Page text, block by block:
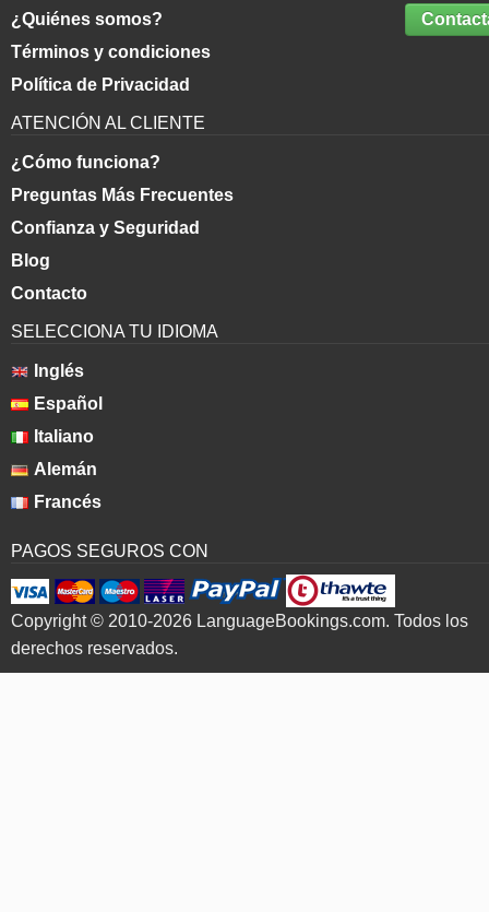
¿Quiénes somos?
Términos y condiciones
Política de Privacidad
ATENCIÓN AL CLIENTE
¿Cómo funciona?
Preguntas Más Frecuentes
Confianza y Seguridad
Blog
Contacto
SELECCIONA TU IDIOMA
Inglés
Español
Italiano
Alemán
Francés
PAGOS SEGUROS CON
Copyright © 2010-2026 LanguageBookings.com. Todos los
derechos reservados.